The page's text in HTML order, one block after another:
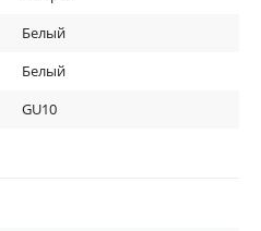
Белый
Белый
GU10